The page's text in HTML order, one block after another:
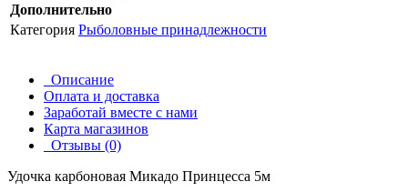
Дополнительно
Категория Рыболовные принадлежности
Описание
Оплата и доставка
Заработай вместе с нами
Карта магазинов
Отзывы (0)
Удочка карбоновая Микадо Принцесса 5м